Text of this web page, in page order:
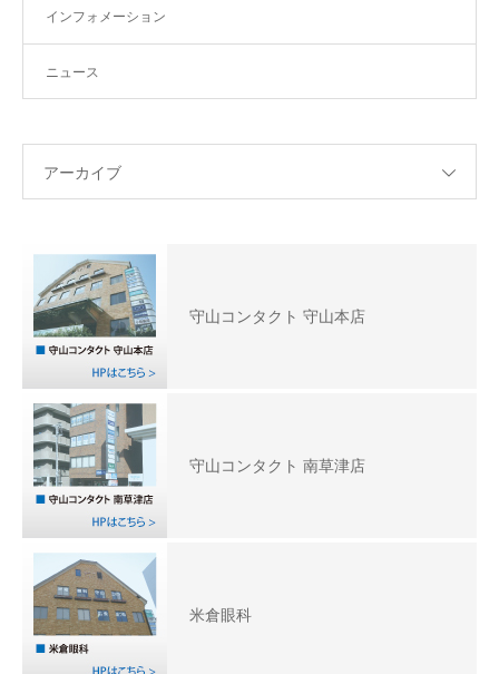
インフォメーション
ニュース
アーカイブ
守山コンタクト 守山本店
守山コンタクト 南草津店
米倉眼科